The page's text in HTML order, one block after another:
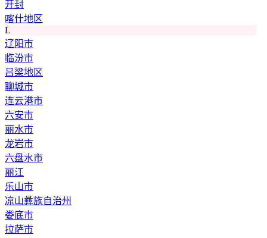
开封
喀什地区
L
辽阳市
临汾市
吕梁地区
聊城市
连云港市
六安市
丽水市
龙岩市
六盘水市
丽江
乐山市
凉山彝族自治州
娄底市
拉萨市